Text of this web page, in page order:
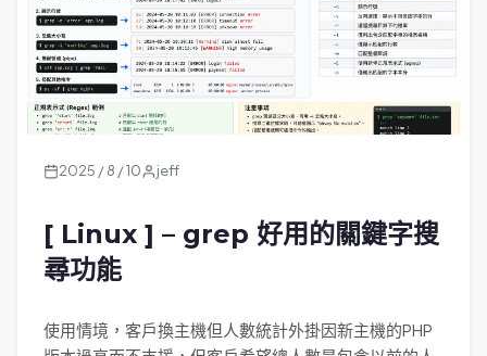
2025 / 8 / 10 jeff
[ Linux ] – grep 好用的關鍵字搜
尋功能
使用情境，客戶換主機但人數統計外掛因新主機的PHP